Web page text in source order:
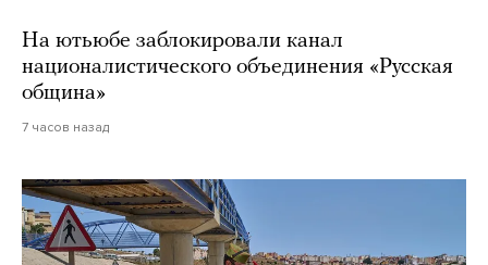
На ютьюбе заблокировали канал
националистического объединения «Русская
община»
7 часов назад